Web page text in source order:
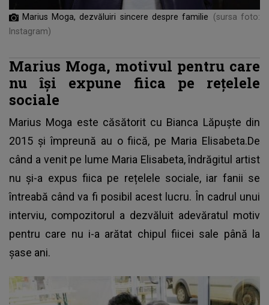
Marius Moga, dezvăluiri sincere despre familie
(sursa foto:
Instagram)
Marius Moga, motivul pentru care
nu își expune fiica pe rețelele
sociale
Marius Moga este căsătorit cu Bianca Lăpuște din
2015 și împreună au o fiică, pe Maria Elisabeta.De
când a venit pe lume Maria Elisabeta, îndrăgitul artist
nu și-a expus fiica pe rețelele sociale, iar fanii se
întreabă când va fi posibil acest lucru. În cadrul unui
interviu, compozitorul a dezvăluit adevăratul motiv
pentru care nu i-a arătat chipul fiicei sale până la
șase ani.